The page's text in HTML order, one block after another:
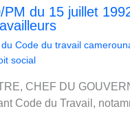
PM du 15 juillet
Code du travail
social
CHEF DU
Code du Travail,